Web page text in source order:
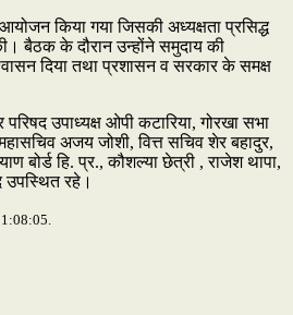
किया गया जिसकी अध्यक्षता प्रसिद्ध
बैठक के दौरान उन्होंने समुदाय की
दिया तथा प्रशासन व सरकार के समक्ष
उपाध्यक्ष ओपी कटारिया, गोरखा सभा
अजय जोशी, वित्त सचिव शेर बहादुर,
बोर्ड हि. प्र., कौशल्या छेत्री , राजेश थापा,
उपस्थित रहे।